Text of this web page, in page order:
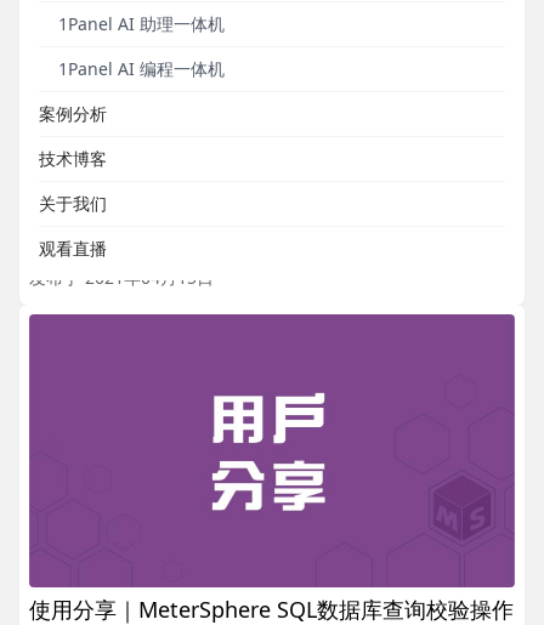
1Panel AI 助理一体机
1Panel AI 编程一体机
案例分析
技术博客
关于我们
观看直播
使用分享｜在MeterSphere中使用SQL请求提取参
数并断言
发布于 2021年04月15日
使用分享｜MeterSphere SQL数据库查询校验操作